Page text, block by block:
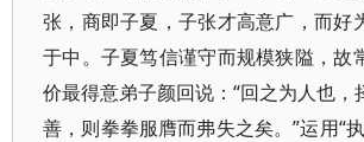
张，商即子夏，子张才高意广，而好
于中。子夏笃信谨守而规模狭隘，故
价最得意弟子颜回说：“回之为人也，
善，则拳拳服膺而弗失之矣。”运用“